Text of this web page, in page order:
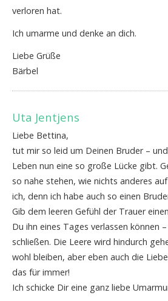
verloren hat.
Ich umarme und denke an dich.
Liebe Grüße
Bärbel
Uta Jentjens
Liebe Bettina,
tut mir so leid um Deinen Bruder –
Leben nun eine so große Lücke gibt.
so nahe stehen, wie nichts anderes
ich, denn ich habe auch so einen
Gib dem leeren Gefühl der Trauer
Du ihn eines Tages verlassen können
schließen. Die Leere wird hindurch
wohl bleiben, aber eben auch die
das für immer!
Ich schicke Dir eine ganz liebe